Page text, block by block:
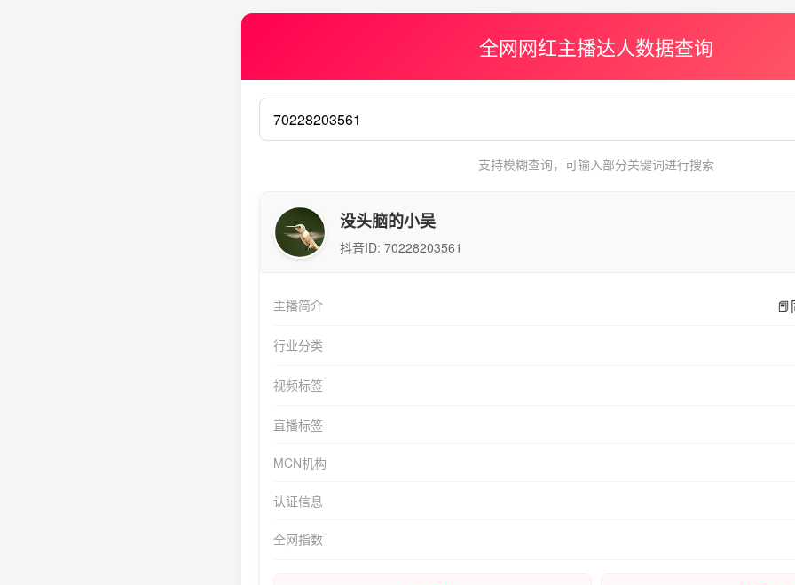
全网网红主播达人数据查询
支持模糊查询，可输入部分关键词进行搜索
没头脑的小吴ㅤ
抖音ID: 70228203561
主播简介 📕
行业分类
视频标签
直播标签
MCN机构
认证信息
全网指数